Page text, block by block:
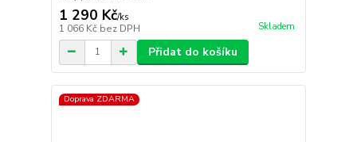
1 290 Kč/ks
1 066 Kč bez DPH Skladem
Přidat do košíku
Doprava ZDARMA